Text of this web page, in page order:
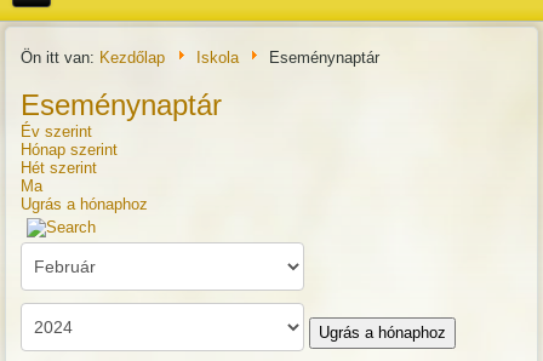
Ön itt van: Kezdőlap Iskola Eseménynaptár
Eseménynaptár
Év szerint
Hónap szerint
Hét szerint
Ma
Ugrás a hónaphoz
Ugrás a hónaphoz